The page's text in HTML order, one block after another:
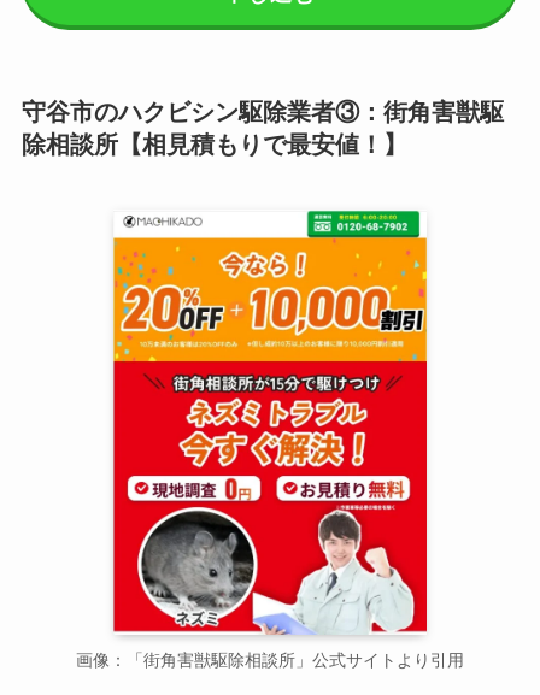
守谷市のハクビシン駆除業者③：街角害獣駆
除相談所【相見積もりで最安値！】
画像：「街角害獣駆除相談所」公式サイトより引用